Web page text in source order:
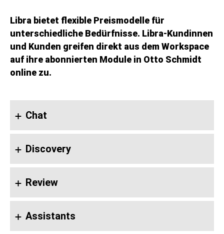
Libra bietet flexible Preismodelle für
unterschiedliche Bedürfnisse. Libra-Kundinnen
und Kunden greifen direkt aus dem Workspace
auf ihre abonnierten Module in Otto Schmidt
online zu.
Chat
Discovery
Review
Assistants